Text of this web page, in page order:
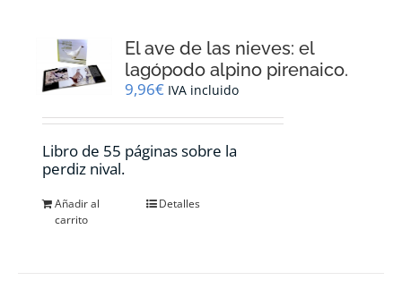
El ave de las nieves: el
lagópodo alpino pirenaico.
9,96€ IVA incluido
Libro de 55 páginas sobre la
perdiz nival.
Añadir al
carrito
Detalles